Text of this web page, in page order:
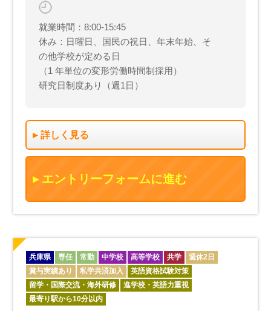
就業時間：8:00-15:45
休み：日曜日、国民の祝日、年末年始、そ
の他学校が定める日
（1 年単位の変形労働時間制採用）
研究日制度あり（週1日）
詳しく見る
エントリーフォームに進む
兵庫県 専任 常勤 中学校 高等学校 共学
週休2日
賞与実績あり
私学共済加入
英語資格試験対策
留学・国際交流・海外研修
進学校・英語力重視
最寄り駅から10分以内